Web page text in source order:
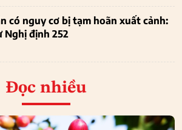
có nguy cơ bị tạm hoãn xuất cảnh:
Nghị định 252
Đọc nhiều